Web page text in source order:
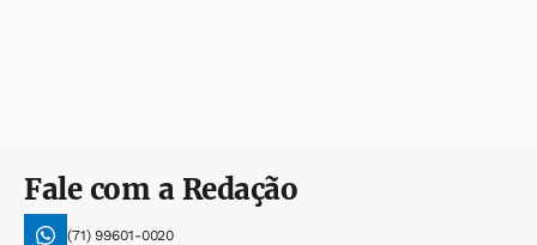
Fale com a Redação
(71) 99601-0020